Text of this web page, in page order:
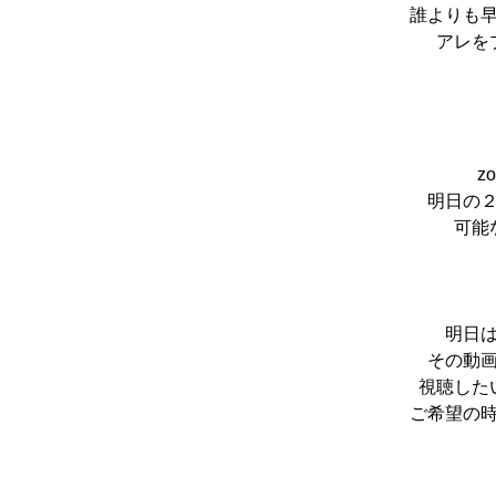
誰よりも
アレを
明日の
可能
明日
その動
視聴した
ご希望の